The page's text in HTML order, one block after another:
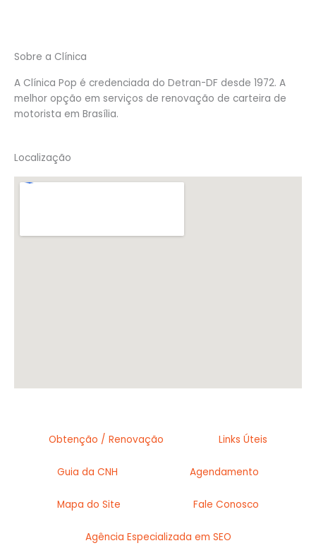
Sobre a Clínica
A Clínica Pop é credenciada do Detran-DF desde 1972. A
melhor opção em serviços de renovação de carteira de
motorista em Brasília.
Localização
Obtenção / Renovação Links Úteis
Guia da CNH Agendamento
Mapa do Site Fale Conosco
Agência Especializada em SEO